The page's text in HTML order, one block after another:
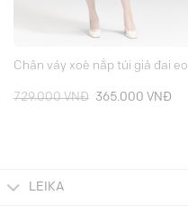
Chân váy xoè nắp túi giả đai eo
729.000VNĐ
Giá
365.000 VNĐGiá
LEIKA